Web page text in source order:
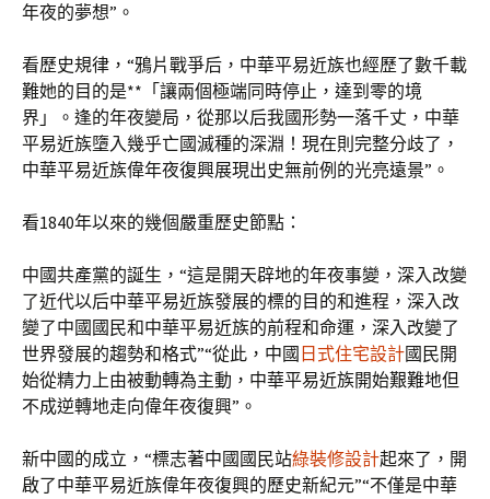
年夜的夢想”。
看歷史規律，“鴉片戰爭后，中華平易近族也經歷了數千載
難她的目的是**「讓兩個極端同時停止，達到零的境
界」。逢的年夜變局，從那以后我國形勢一落千丈，中華
平易近族墮入幾乎亡國滅種的深淵！現在則完整分歧了，
中華平易近族偉年夜復興展現出史無前例的光亮遠景”。
看1840年以來的幾個嚴重歷史節點：
中國共產黨的誕生，“這是開天辟地的年夜事變，深入改變
了近代以后中華平易近族發展的標的目的和進程，深入改
變了中國國民和中華平易近族的前程和命運，深入改變了
世界發展的趨勢和格式”“從此，中國 日式住宅設計國民開
始從精力上由被動轉為主動，中華平易近族開始艱難地但
不成逆轉地走向偉年夜復興”。
新中國的成立，“標志著中國國民站綠裝修設計起來了，開
啟了中華平易近族偉年夜復興的歷史新紀元”“不僅是中華